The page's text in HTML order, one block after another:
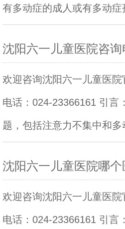
有多动症的成人或有多动
沈阳六一儿童医院咨
欢迎咨询沈阳六一儿童医
电话：024-23366161 引言
题，包括注意力不集中和
沈阳六一儿童医院哪
欢迎咨询沈阳六一儿童医
电话：024-23366161 引言